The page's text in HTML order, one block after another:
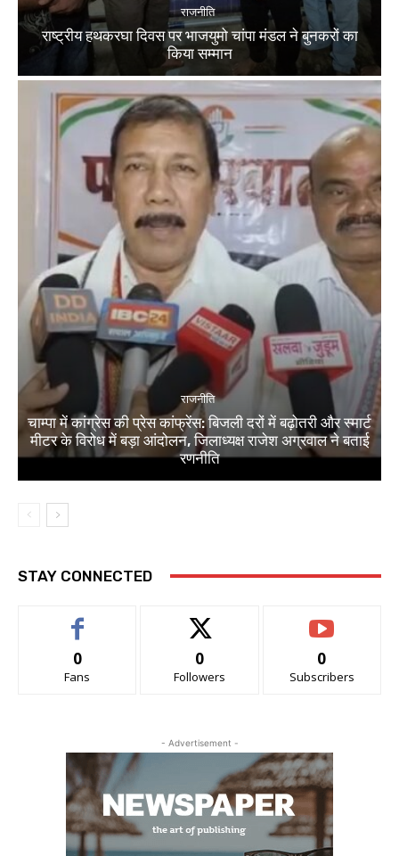
राजनीति
राष्ट्रीय हथकरघा दिवस पर भाजयुमो चांपा मंडल ने बुनकरों का
किया सम्मान
राजनीति
चाम्पा में कांग्रेस की प्रेस कांफ्रेंस: बिजली दरों में बढ़ोतरी और स्मार्ट
मीटर के विरोध में बड़ा आंदोलन, जिलाध्यक्ष राजेश अग्रवाल ने बताई
रणनीति
STAY CONNECTED
0
Fans
0
Followers
0
Subscribers
- Advertisement -